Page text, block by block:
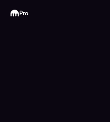
Kraken
Pro